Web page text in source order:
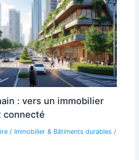
: vers un immobilier
connecté
/ Immobilier & Bâtiments durables /